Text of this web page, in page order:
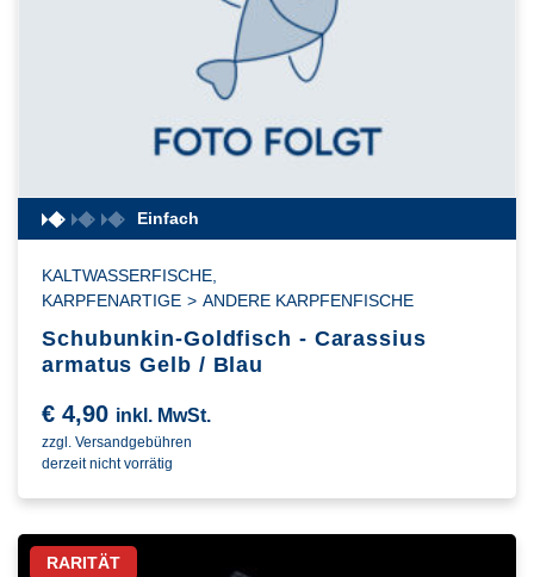
Einfach
KALTWASSERFISCHE,
KARPFENARTIGE > ANDERE KARPFENFISCHE
Schubunkin-Goldfisch - Carassius
armatus Gelb / Blau
€ 4,90 inkl. MwSt.
zzgl. Versandgebühren
derzeit nicht vorrätig
RARITÄT